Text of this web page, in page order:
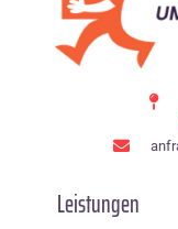
Leistungen